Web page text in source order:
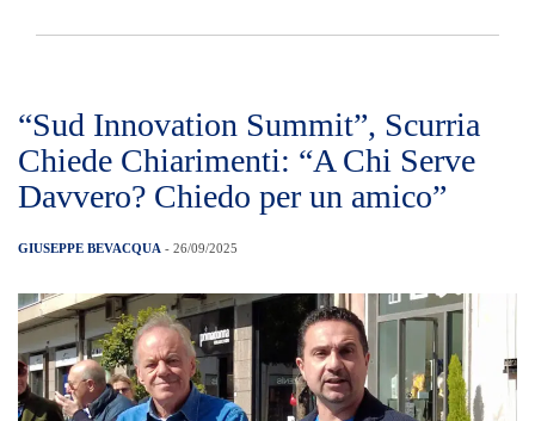
“Sud Innovation Summit”, Scurria
Chiede Chiarimenti: “A Chi Serve
Davvero? Chiedo per un amico”​
GIUSEPPE BEVACQUA - 26/09/2025